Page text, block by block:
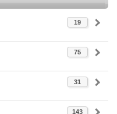
19
75
31
143